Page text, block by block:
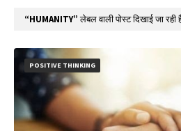
HUMANITY लेबल वाली पोस्ट दिखाई जा रही
POSITIVE THINKING